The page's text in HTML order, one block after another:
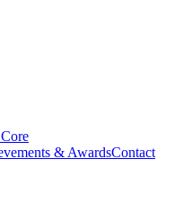
& AwardsContact